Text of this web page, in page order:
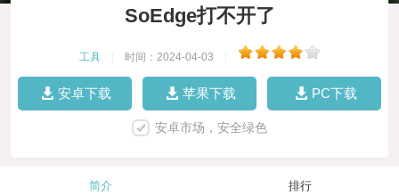
SoEdge打不开了
工具 时间：2024-04-03
安卓下载 苹果下载 PC下载
安卓市场，安全绿色
简介 排行